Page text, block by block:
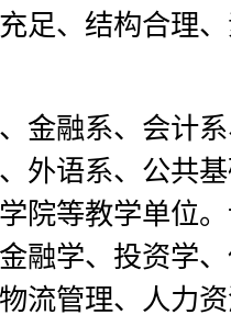
足、结构合理
金融系、会计
外语系、公共
院等教学单位
融学、投资学
流管理、人力